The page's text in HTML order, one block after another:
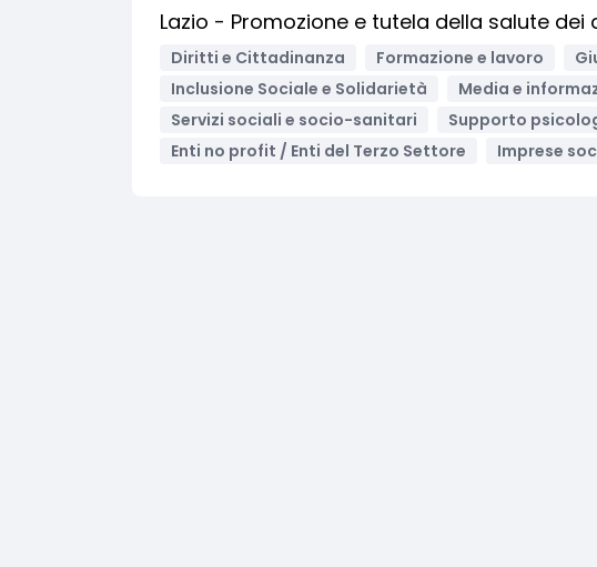
Lazio - Promozione e tutela della salute
Diritti e Cittadinanza Formazione e lavoro
Inclusione Sociale e Solidarietà
Media e
Servizi sociali e socio-sanitari
Supporto
Enti no profit / Enti del Terzo Settore
Imprese